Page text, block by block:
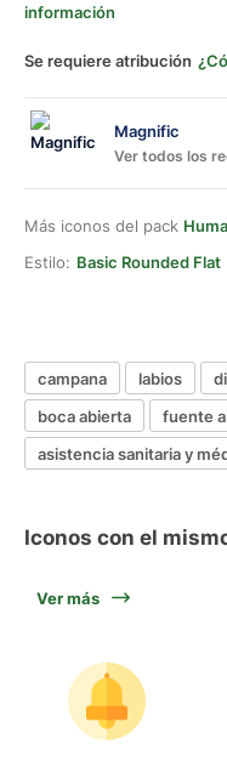
información
Se requiere atribución
Magnific
Ver todos los
Más iconos del pack
Estilo: Basic Rounded Flat
campana labios
boca abierta
fuente
asistencia sanitaria y
Iconos con el
Ver más